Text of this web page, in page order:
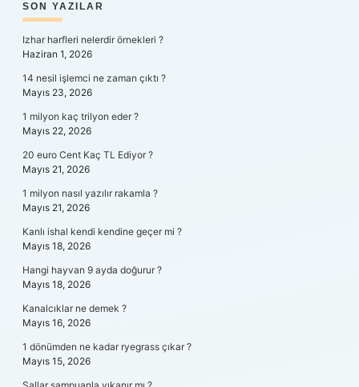
SIDEBAR
SON YAZILAR
Izhar harfleri nelerdir örnekleri ?
Haziran 1, 2026
14 nesil işlemci ne zaman çıktı ?
Mayıs 23, 2026
1 milyon kaç trilyon eder ?
Mayıs 22, 2026
20 euro Cent Kaç TL Ediyor ?
Mayıs 21, 2026
1 milyon nasıl yazılır rakamla ?
Mayıs 21, 2026
Kanlı ishal kendi kendine geçer mi ?
Mayıs 18, 2026
Hangi hayvan 9 ayda doğurur ?
Mayıs 18, 2026
Kanalcıklar ne demek ?
Mayıs 16, 2026
1 dönümden ne kadar ryegrass çıkar ?
Mayıs 15, 2026